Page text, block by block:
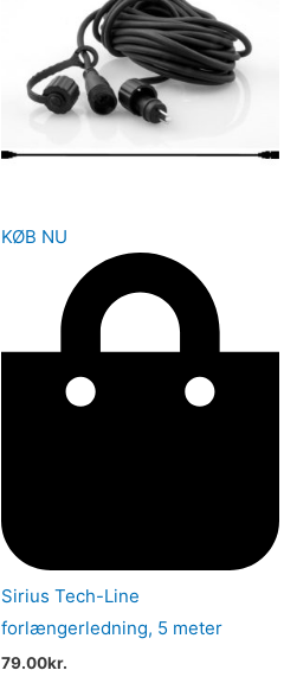
KØB NU
Sirius Tech-Line
forlængerledning, 5 meter
79.00kr.